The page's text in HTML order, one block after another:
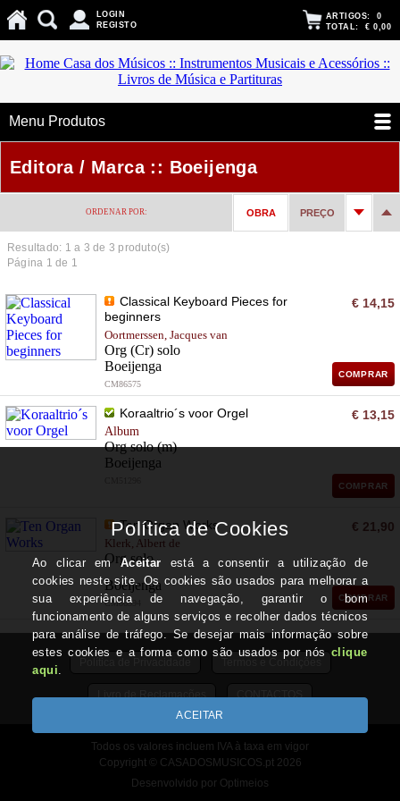
LOGIN
REGISTO
ARTIGOS: 0
TOTAL: € 0,00
Menu Produtos
Editora / Marca :: Boeijenga
ORDENAR POR: OBRA PREÇO
Resultado: 1 a 3 de 3 produto(s)
Página 1 de 1
Classical Keyboard Pieces for
beginners
Oortmerssen, Jacques van
Org (Cr) solo
Boeijenga
CM86575
€ 14,15
COMPRAR
Koraaltrio´s voor Orgel
Album
Org solo (m)
Boeijenga
€ 13,15
COMPRAR
Ten Organ Works
Klerk, Albert de
Org solo
Boeijenga
CM86394
€ 21,90
COMPRAR
Termos e Condições
Livro de Reclamações CONTACTOS
Todos os valores incluem IVA à taxa em vigor
Copyright © CASADOSMUSICOS.pt 2026
Desenvolvido por Optimeios